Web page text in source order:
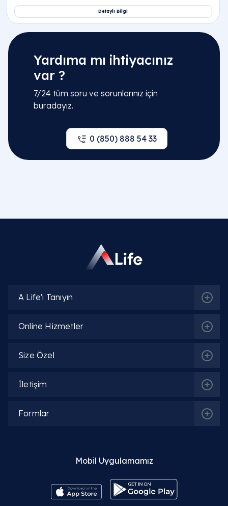
Jinekoloji | Kadın Doğum Hastalıkları
Detaylı Bilgi
Yardıma mı ihtiyacınız
var ?
7/24 tüm soru ve sorunlarınız için
buradayız.
0 (850) 888 54 33
A Life'ı Tanıyın
Online Hizmetler
Size Özel
İletişim
Formlar
Mobil Uygulamamız